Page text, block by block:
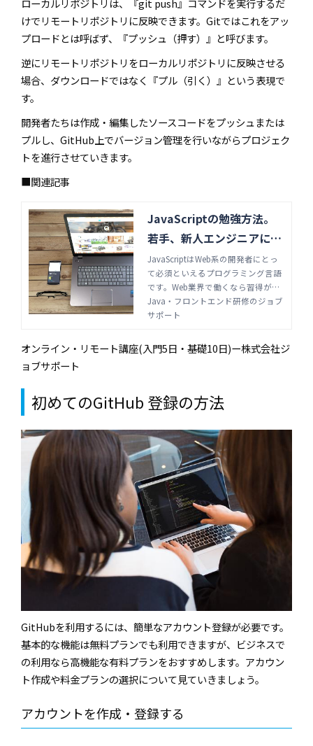
けでリモートリポジトリに反映できます。 Gitではこれをアッ
プロードとは呼ばず、『プッシュ（押す）』と呼びます。
逆にリモートリポジトリをローカルリポジトリに反映させる
場合、ダウンロードではなく『プル（引く）』という表現で
す。
開発者たちは作成・編集したソースコードをプッシュまたは
プルし、 GitHub 上でバージョン管理を行いながらプロジェク
トを進行させていきます。
■関連記事
JavaScriptの勉強方法。
若手、新人エンジニアにお
すすめ学習サイト紹介 | Ja
va・フロントエンド研修の
ジョブサポート
JavaScriptはWeb系の開発者にとっ
て必須といえるプログラミング言語
です。Web業界で働くなら習得が求
められますが、記法が特殊であるた
め、初心者には学びにくいかもしれ
紹介します。
Java・フロントエンド研修のジョブ
サポート
オンライン・リモート講座(入門5日・基礎10日)ー株式会社ジ
ョブサポート
初めてのGitHub 登録の方法
GitHubを利用するには、簡単なアカウント登録が必要です。
基本的な機能は無料プランでも利用できますが、ビジネスで
の利用なら高機能な有料プランをおすすめします。アカウン
ト作成や料金プランの選択について見ていきましょう。
アカウントを作成・登録する